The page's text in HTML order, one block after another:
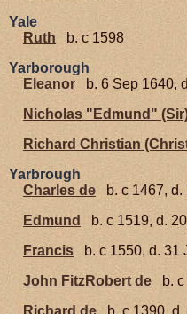
Yale
Ruth
b. c 1598
Yarborough
Eleanor
b. 6 Sep 1640,
Nicholas "Edmund"
Richard Christian
Yarbrough
Charles de
b. c 1467,
Edmund
b. c 1519, d.
Francis
b. c 1550, d. 31
John FitzRobert de
b.
Richard de
b. c 1390,